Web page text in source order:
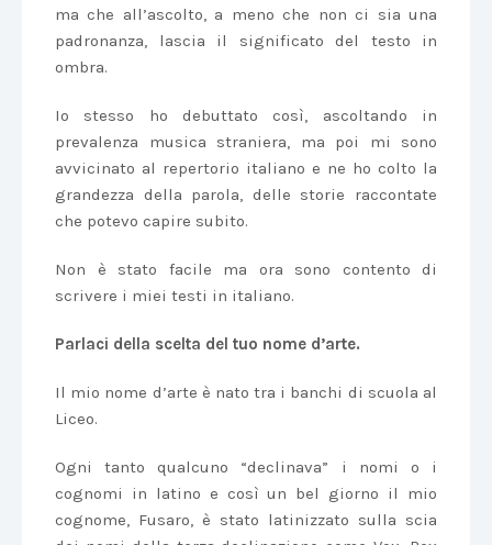
ma che all’ascolto, a meno che non ci sia una
padronanza, lascia il significato del testo in
ombra.
Io stesso ho debuttato così, ascoltando in
prevalenza musica straniera, ma poi mi sono
avvicinato al repertorio italiano e ne ho colto la
grandezza della parola, delle storie raccontate
che potevo capire subito.
Non è stato facile ma ora sono contento di
scrivere i miei testi in italiano.
Parlaci della scelta del tuo nome d’arte.
Il mio nome d’arte è nato tra i banchi di scuola al
Liceo.
Ogni tanto qualcuno “declinava” i nomi o i
cognomi in latino e così un bel giorno il mio
cognome, Fusaro, è stato latinizzato sulla scia